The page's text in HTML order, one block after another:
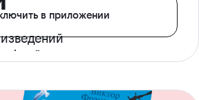
в приложении